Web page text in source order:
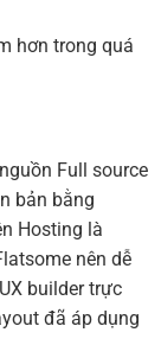
hơn trong quá
Full source
bản bằng
Hosting là
nên dễ
builder trực
đã áp dụng